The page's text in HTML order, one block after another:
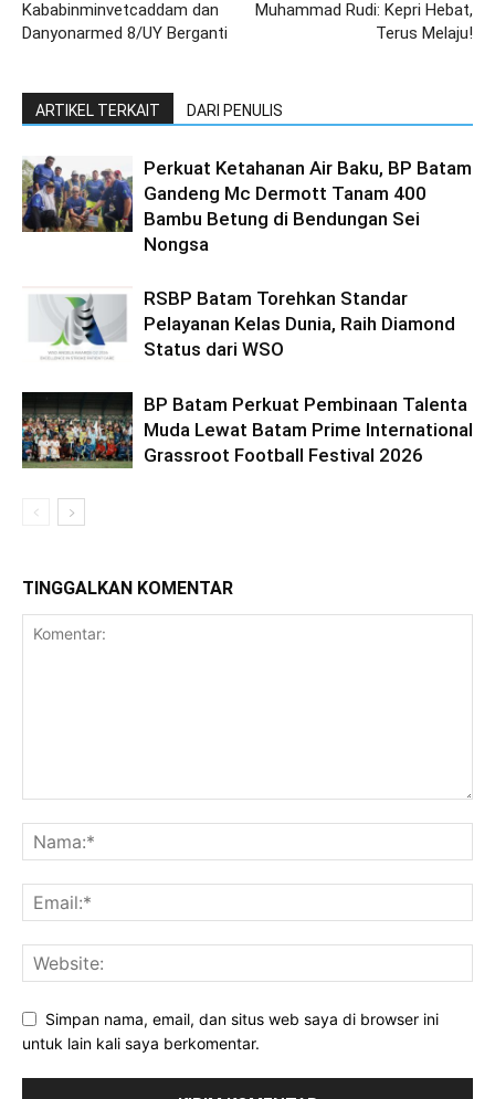
Kababinminvetcaddam dan
Danyonarmed 8/UY Berganti
Muhammad Rudi: Kepri Hebat,
Terus Melaju!
ARTIKEL TERKAIT DARI PENULIS
Perkuat Ketahanan Air Baku, BP Batam
Gandeng Mc Dermott Tanam 400
Bambu Betung di Bendungan Sei
Nongsa
RSBP Batam Torehkan Standar
Pelayanan Kelas Dunia, Raih Diamond
Status dari WSO
BP Batam Perkuat Pembinaan Talenta
Muda Lewat Batam Prime International
Grassroot Football Festival 2026
TINGGALKAN KOMENTAR
Simpan nama, email, dan situs web saya di browser ini
untuk lain kali saya berkomentar.